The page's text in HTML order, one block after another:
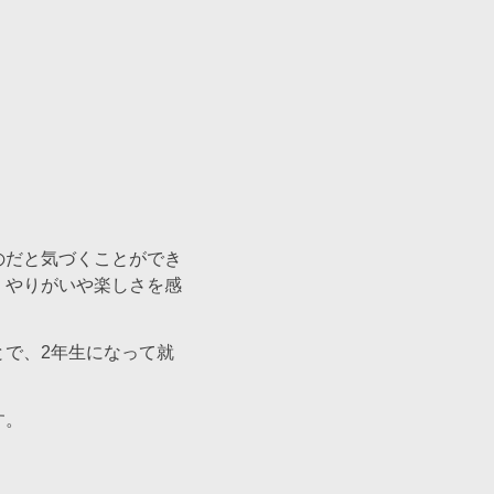
と気づくことができ
りがいや楽しさを感
、2年生になって就